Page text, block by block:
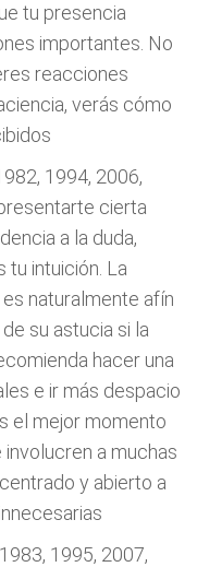
tu presencia
importantes. No
reacciones
verás cómo
1994, 2006,
cierta
a la duda,
tu intuición. La
naturalmente afín
su astucia si la
hacer una
e ir más despacio
el mejor momento
a muchas
y abierto a
1995, 2007,